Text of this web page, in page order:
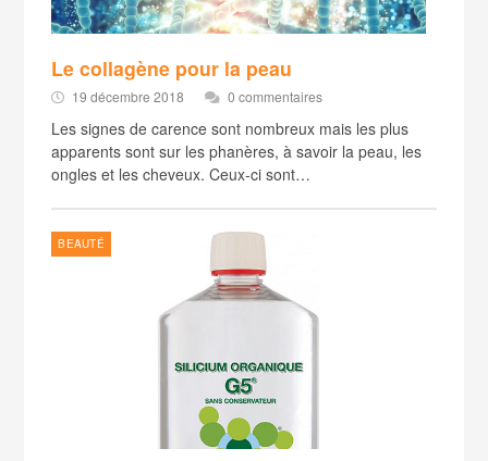
Le collagène pour la peau
19 décembre 2018 0 commentaires
Les signes de carence sont nombreux mais les plus
apparents sont sur les phanères, à savoir la peau, les
ongles et les cheveux. Ceux-ci sont…
BEAUTÉ